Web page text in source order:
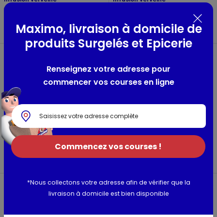
Belle france
35g
Infusion tilleul
menthe
Belle france
33g
Infusion Nuit
tranquille miel citron
Elephant
Maximo, livraison à domicile de
produits Surgelés et Epicerie
Renseignez votre adresse pour
commencer vos courses en ligne
Commencez vos courses !
*Nous collectons votre adresse afin de vérifier que la
livraison à domicile est bien disponible